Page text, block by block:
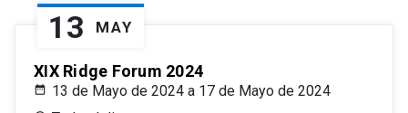
13 MAY
XIX Ridge Forum 2024
13 de Mayo de 2024 a 17 de Mayo de 2024